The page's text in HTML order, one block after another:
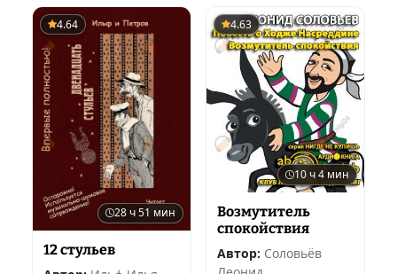
4.64
28 ч 51 мин
12 стульев
4.63
10 ч 4 мин
Возмутитель
спокойствия
Автор: Соловьёв